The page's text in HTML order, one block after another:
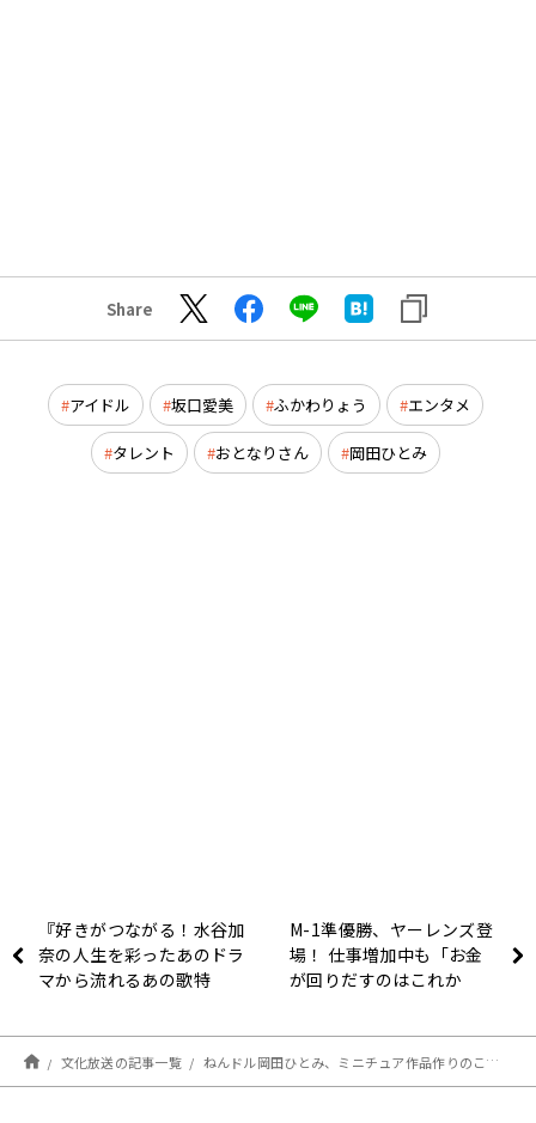
Share
アイドル 坂口愛美 ふかわりょう エンタメ
タレント おとなりさん 岡田ひとみ
『好きがつながる！水谷加
奈の人生を彩ったあのドラ
マから流れるあの歌特
から放送！
M-1準優勝、ヤーレンズ登
場！ 仕事増加中も「お金
が回りだすのはこれか
文化放送の記事一覧 ねんドル岡田ひとみ、ミニチュア作品作りのこだわりを語る！